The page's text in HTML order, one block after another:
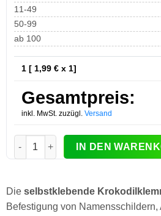
11-49
50-99
ab 100
1 [ 1,99€ x 1]
Gesamtpreis:
inkl. MwSt. zuzügl. Versand
Krokoclip/Krokodilklemme
IN DEN
Die selbstklebende
Befestigung von